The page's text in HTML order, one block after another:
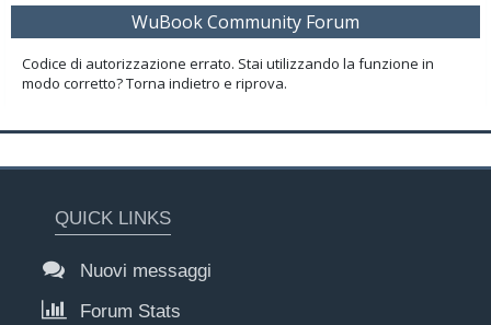
WuBook Community Forum
Codice di autorizzazione errato. Stai utilizzando la funzione in
modo corretto? Torna indietro e riprova.
QUICK LINKS
Nuovi messaggi
Forum Stats